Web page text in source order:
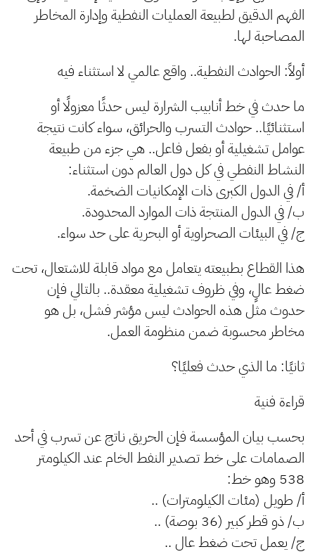
الفهم الدقيق لطبيعة العمليات النفطية وإدارة المخاطر
المصاحبة لها.
أولاً: الحوادث النفطية.. واقع عالمي لا استثناء فيه
ما حدث في خط أنابيب الشرارة ليس حدثًا معزولًا أو
استثنائيًا.. حوادث التسرب والحرائق، سواء كانت نتيجة
عوامل تشغيلية أو بفعل فاعل.. هي جزء من طبيعة
النشاط النفطي في كل دول العالم دون استثناء:
أ/ في الدول الكبرى ذات الإمكانيات الضخمة.
ب/ في الدول المنتجة ذات الموارد المحدودة.
ج/ في البيئات الصحراوية أو البحرية على حد سواء.
هذا القطاع بطبيعته يتعامل مع مواد قابلة للاشتعال، تحت
ضغط عالٍ، وفي ظروف تشغيلية معقدة.. بالتالي فإن
حدوث مثل هذه الحوادث ليس مؤشر فشل، بل هو
مخاطر محسوبة ضمن منظومة العمل.
ثانيًا: ما الذي حدث فعليًا؟
قراءة فنية
بحسب بيان المؤسسة فإن الحريق ناتج عن تسرب في أحد
الصمامات على خط تصدير النفط الخام عند الكيلومتر
538 وهو خط:
أ/ طويل (مئات الكيلومترات) ..
ب/ ذو قطر كبير (36 بوصة) ..
ج/ يعمل تحت ضغط عال ..